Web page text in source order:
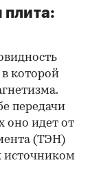
плита:
которой
передачи
оно идет от
(ТЭН)
источником